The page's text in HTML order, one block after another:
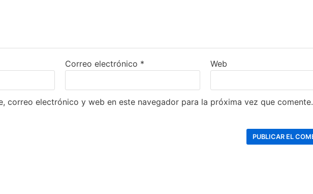
Correo electrónico * Web
correo electrónico y web en este navegador para la próxima vez que comente.